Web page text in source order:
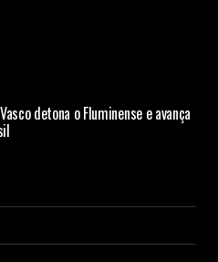
detona o Fluminense e avança